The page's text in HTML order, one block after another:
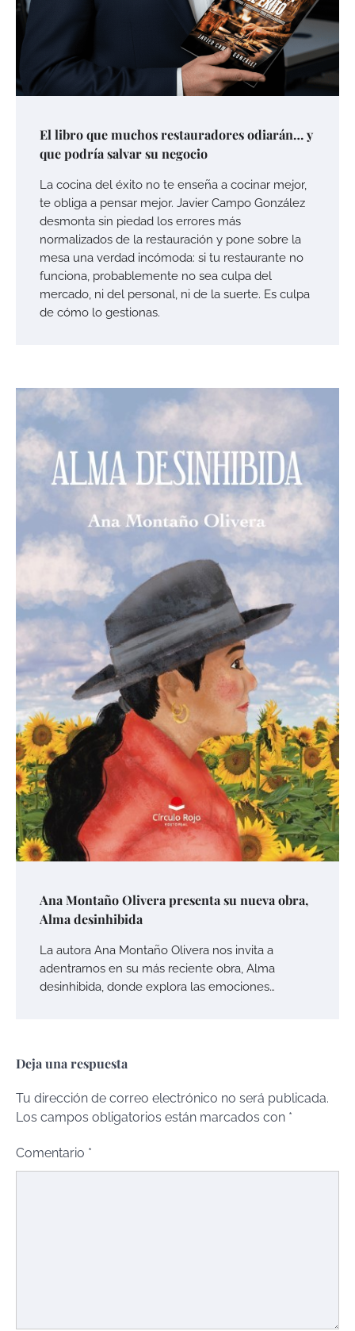
El libro que muchos restauradores odiarán… y
que podría salvar su negocio
La cocina del éxito no te enseña a cocinar mejor,
te obliga a pensar mejor. Javier Campo González
desmonta sin piedad los errores más
normalizados de la restauración y pone sobre la
mesa una verdad incómoda: si tu restaurante no
funciona, probablemente no sea culpa del
mercado, ni del personal, ni de la suerte. Es culpa
de cómo lo gestionas.
Ana Montaño Olivera presenta su nueva obra,
Alma desinhibida
La autora Ana Montaño Olivera nos invita a
adentrarnos en su más reciente obra, Alma
desinhibida, donde explora las emociones…
Deja una respuesta
Tu dirección de correo electrónico no será publicada.
Los campos obligatorios están marcados con *
Comentario *